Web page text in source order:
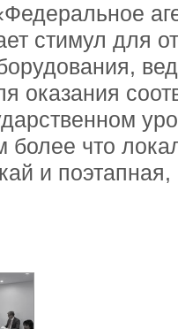
стимул для
оказания
более что
и